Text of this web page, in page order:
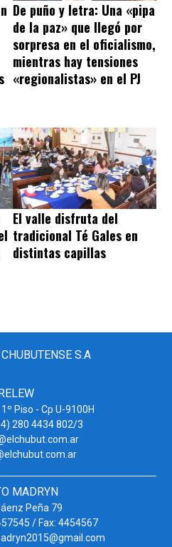
De puño y letra: Una «pipa
de la paz» que llegó por
sorpresa en el oficialismo,
mientras hay tensiones
«regionalistas» en el PJ
El valle disfruta del
tradicional Té Gales en
distintas capillas
S.A
Piso - Cp U-9100H
280 4434 802/3
MADRYN
Peña 79
/ Fax: 4454567